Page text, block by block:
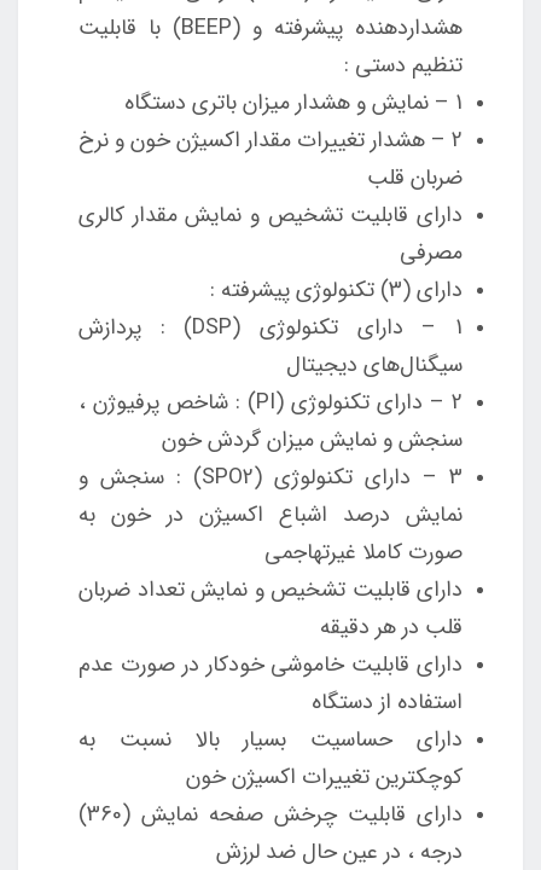
هشداردهنده پیشرفته و (BEEP) با قابلیت
تنظیم دستی :
1 – نمایش و هشدار میزان باتری دستگاه
2 – هشدار تغییرات مقدار اکسیژن خون و نرخ
ضربان قلب
دارای قابلیت تشخیص و نمایش مقدار کالری
مصرفی
دارای (3) تکنولوژی پیشرفته :
1 – دارای تکنولوژی (DSP) : پردازش
سیگنال‌های دیجیتال
2 – دارای تکنولوژی (PI) : شاخص پرفیوژن ،
سنجش و نمایش میزان گردش خون
3 – دارای تکنولوژی (SPO2) : سنجش و
نمایش درصد اشباع اکسیژن در خون به
صورت کاملا غیرتهاجمی
دارای قابلیت تشخیص و نمایش تعداد ضربان
قلب در هر دقیقه
دارای قابلیت خاموشی خودکار در صورت عدم
استفاده از دستگاه
دارای حساسیت بسیار بالا نسبت به
کوچکترین تغییرات اکسیژن خون
دارای قابلیت چرخش صفحه نمایش (360)
درجه ، در عین حال ضد لرزش